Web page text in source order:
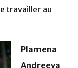
travailler au
Plamena
Andreeva